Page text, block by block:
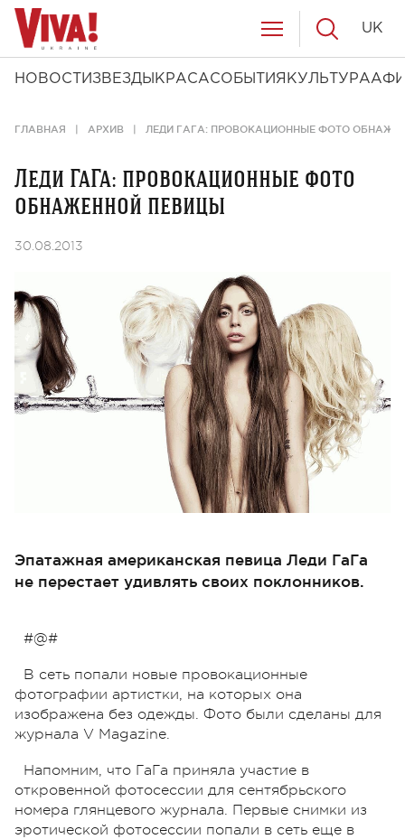
НОВОСТИ ЗВЕЗДЫ КРАСАСОБЫТИЯ КУЛЬТУРА
UK
ГЛАВНАЯ АРХИВ ЛЕДИ ГАГА: ПРОВОКАЦИОННЫЕ ФОТО
Леди ГаГа: провокационные фото
обнаженной певицы
30.08.2013
Эпатажная американская певица Леди ГаГа
не перестает удивлять своих поклонников.
#@#
В сеть попали новые провокационные
фотографии артистки, на которых она
изображена без одежды. Фото были сделаны для
журнала V Magazine.
Напомним, что ГаГа приняла участие в
откровенной фотосессии для сентябрьского
номера глянцевого журнала. Первые снимки из
эротической фотосессии попали в сеть еще в